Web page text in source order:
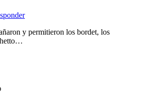
y permitieron los bordet, los